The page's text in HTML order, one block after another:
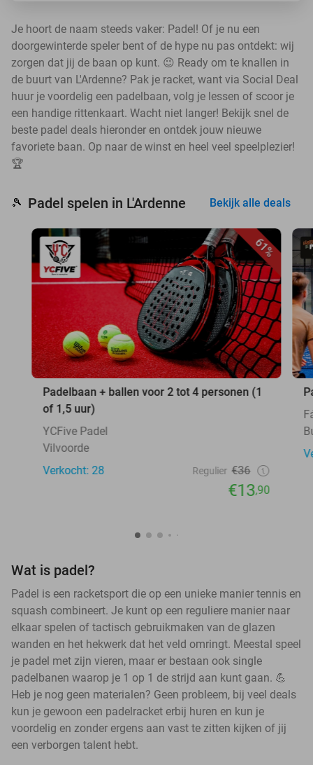
Je hoort de naam steeds vaker: Padel! Of je nu een
doorgewinterde speler bent of de hype nu pas ontdekt: wij
zorgen dat jij de baan op kunt. 😉 Ready om te knallen in
de buurt van L'Ardenne? Pak je racket, want via Social Deal
huur je voordelig een padelbaan, volg je lessen of scoor je
een handige rittenkaart. Wacht niet langer! Bekijk snel de
beste padel deals hieronder en ontdek jouw nieuwe
favoriete baan. Op naar de winst en heel veel speelplezier!
🏆
🎾 Padel spelen in L'Ardenne Bekijk alle deals
61%
Padelbaan + ballen voor 2 tot 4 personen (1
of 1,5 uur)
YCFive Padel
Vilvoorde
Verkocht: 28
Regulier €36
€13,90
Wat is padel?
Padel is een racketsport die op een unieke manier tennis en
squash combineert. Je kunt op een reguliere manier naar
elkaar spelen of tactisch gebruikmaken van de glazen
wanden en het hekwerk dat het veld omringt. Meestal speel
je padel met zijn vieren, maar er bestaan ook single
padelbanen waarop je 1 op 1 de strijd aan kunt gaan. 💪
Heb je nog geen materialen? Geen probleem, bij veel deals
kun je gewoon een padelracket erbij huren en kun je
voordelig en zonder ergens aan vast te zitten kijken of jij
een verborgen talent hebt.